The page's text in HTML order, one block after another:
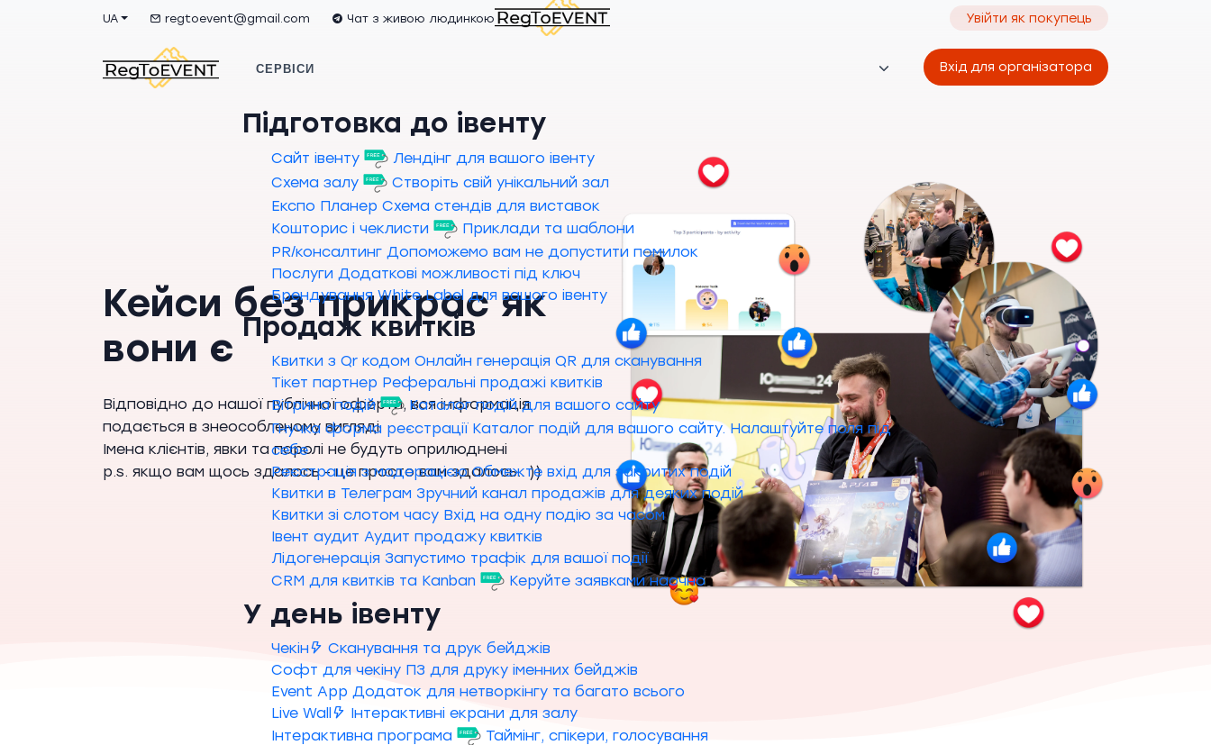
UA regtoevent@gmail.com Чат з живою людинкою Увійти як покупець
Вхід для організатора
СЕРВІСИ
Підготовка до івенту
Сайт івенту
Лендінг для вашого івенту
Схема залу
Створіть свій унікальний зал
Експо Планер Схема стендів для виставок
Кошторис і чеклисти
Приклади та шаблони
PR/консалтинг Допоможемо вам не допустити помилок
Послуги Додаткові можливості під ключ
Брендування White Label для вашого івенту
Продаж квитків
Квитки з Qr кодом Онлайн генерація QR для сканування
Тікет партнер Реферальні продажі квитків
Вітрина подій
Каталог подій для вашого сайту
Гнучка форма реєстрації Каталог подій для вашого сайту. Налаштуйте поля під
себе
Реєстрація з модерацією Обмежте вхід для закритих подій
Квитки в Телеграм Зручний канал продажів для деяких подій
Квитки зі слотом часу Вхід на одну подію за часом
Івент аудит Аудит продажу квитків
Лідогенерація Запустимо трафік для вашої події
CRM для квитків та Kanban
Керуйте заявками наочно
У день івенту
Чекін
Сканування та друк бейджів
Софт для чекіну ПЗ для друку іменних бейджів
Event App Додаток для нетворкінгу та багато всього
Live Wall
Інтерактивні екрани для залу
Інтерактивна програма
Таймінг, спікери, голосування
Кейси без прикрас як
вони є
Відповідно до нашої публічної оферти, вся інформація
подається в знеособленому вигляді
Імена клієнтів, явки та паролі не будуть оприлюднені
p.s. якщо вам щось здалось - це просто вам здалось.. ))